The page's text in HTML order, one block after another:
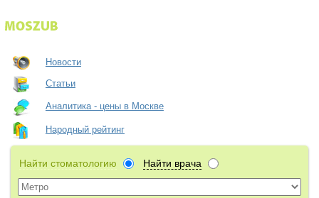
Новости
Статьи
Аналитика - цены в Москве
Народный рейтинг
Найти стоматологию Найти врача